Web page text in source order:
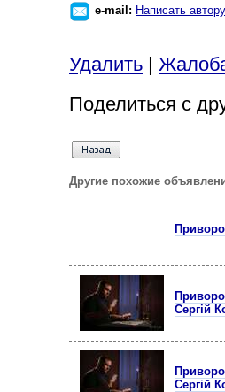
e-mail: Написать автору
Удалить |
Поделиться с
Другие похожие
Сергій
Сергій